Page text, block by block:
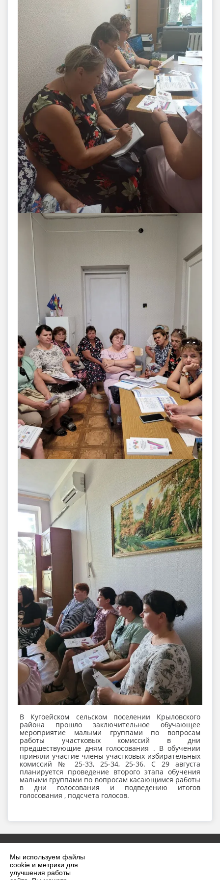
Мы используем файлы
cookie и метрики для
улучшения работы
В Кугоейском сельском поселении Крыловского
района прошло заключительное обучающее
мероприятие малыми группами по вопросам
работы участковых комиссий в дни
предшествующие дням голосования . В обучении
приняли участие члены участковых избирательных
комиссий № 25-33, 25-34, 25-36. С 29 августа
планируется проведение второго этапа обучения
малыми группами по вопросам касающимся работы
в дни голосования и подведению итогов
голосования , подсчета голосов.